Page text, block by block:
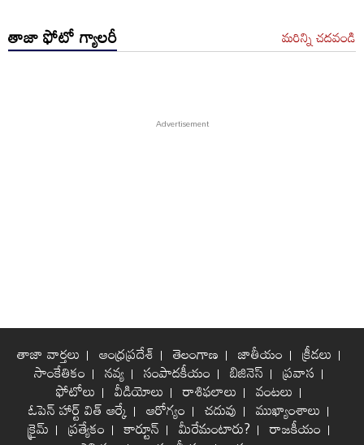
తాజా ఫోటో గ్యాలరీ మరిన్ని చదవండి
తాజా వార్తలు ఆంధ్రప్రదేశ్ తెలంగాణ జాతీయం క్రీడలు
సాంకేతికం నవ్య సంపాదకీయం బిజినెస్ ప్రవాస
ఫోటోలు వీడియోలు రాశిఫలాలు వంటలు
ఓపెన్ హార్ట్ విత్ ఆర్కే ఆరోగ్యం చదువు ముఖ్యాంశాలు
క్రైమ్ ప్రత్యేకం కార్టూన్ మీరేమంటారు? రాజకీయం